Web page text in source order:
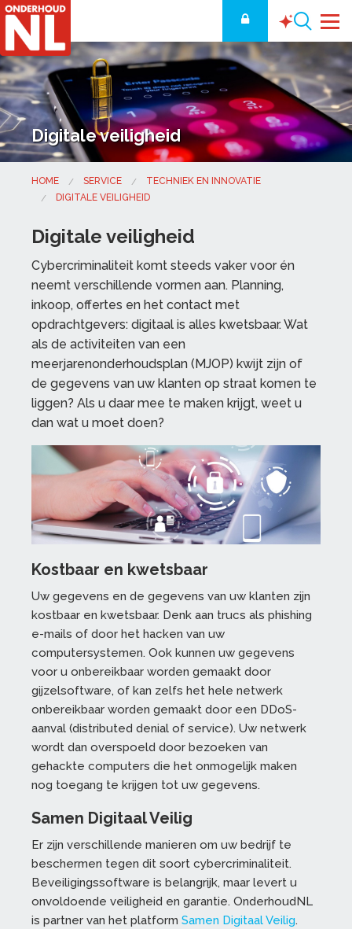
Digitale veiligheid
HOME SERVICE
TECHNIEK EN INNOVATIE
DIGITALE VEILIGHEID
Digitale veiligheid
Cybercriminaliteit komt steeds vaker voor én
neemt verschillende vormen aan. Planning,
inkoop, offertes en het contact met
opdrachtgevers: digitaal is alles kwetsbaar. Wat
als de activiteiten van een
meerjarenonderhoudsplan (MJOP) kwijt zijn of
de gegevens van uw klanten op straat komen te
liggen? Als u daar mee te maken krijgt, weet u
dan wat u moet doen?
Kostbaar en kwetsbaar
Uw gegevens en de gegevens van uw klanten zijn
kostbaar en kwetsbaar. Denk aan trucs als phishing
e-mails of door het hacken van uw
computersystemen. Ook kunnen uw gegevens
voor u onbereikbaar worden gemaakt door
gijzelsoftware, of kan zelfs het hele netwerk
onbereikbaar worden gemaakt door een DDoS-
aanval (distributed denial of service). Uw netwerk
wordt dan overspoeld door bezoeken van
gehackte computers die het onmogelijk maken
nog toegang te krijgen tot uw gegevens.
Samen Digitaal Veilig
Er zijn verschillende manieren om uw bedrijf te
beschermen tegen dit soort cybercriminaliteit.
Beveiligingssoftware is belangrijk, maar levert u
onvoldoende veiligheid en garantie. OnderhoudNL
is partner van het platform Samen Digitaal Veilig.